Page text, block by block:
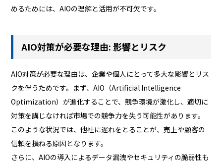
めるためには、AIOの理解と活用が不可欠です。
AIO対策が必要な理由: 影響とリスク
AIO対策が必要な理由は、企業や個人にとって多大な影響とリス
クを伴うためです。まず、AIO（Artificial Intelligence
Optimization）が進化することで、競争環境が激化し、適切に
対策を講じなければ市場での競争力を失う可能性があります。
このような状況では、他社に遅れをとることが、売上や顧客の
信頼を損ねる原因となります。
さらに、AIOの導入によるデータ漏洩やセキュリティの脆弱性も